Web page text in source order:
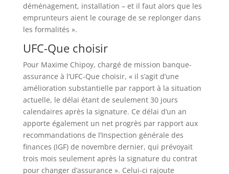
déménagement, installation – et il faut alors que les
emprunteurs aient le courage de se replonger dans
les formalités ».
UFC-Que choisir
Pour Maxime Chipoy, chargé de mission banque-
assurance à l’UFC-Que choisir, « il s’agit d’une
amélioration substantielle par rapport à la situation
actuelle, le délai étant de seulement 30 jours
calendaires après la signature. Ce délai d’un an
apporte également un net progrès par rapport aux
recommandations de l’Inspection générale des
finances (IGF) de novembre dernier, qui prévoyait
trois mois seulement après la signature du contrat
pour changer d’assurance ». Celui-ci rajoute